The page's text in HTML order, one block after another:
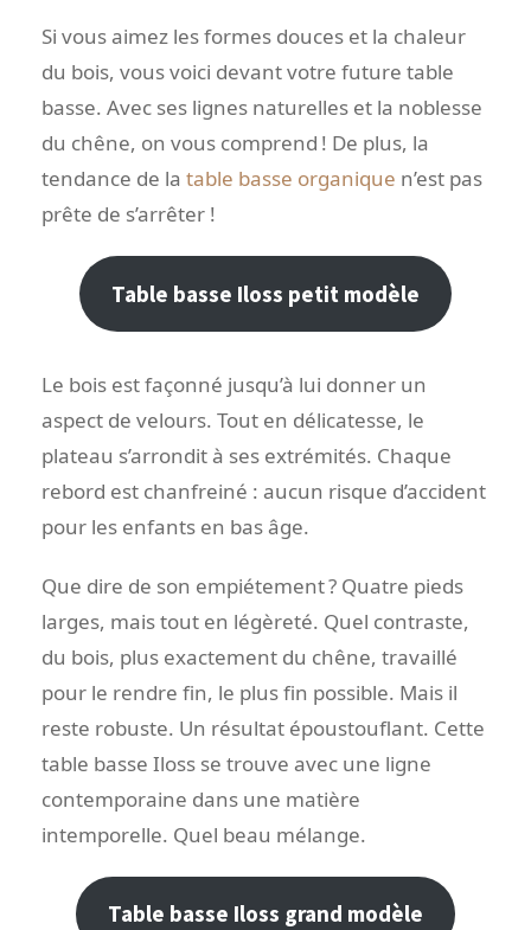
Si vous aimez les formes douces et la chaleur
du bois, vous voici devant votre future table
basse. Avec ses lignes naturelles et la noblesse
du chêne, on vous comprend ! De plus, la
tendance de la table basse organique n’est pas
prête de s’arrêter !
Table basse Iloss petit modèle
Le bois est façonné jusqu’à lui donner un
aspect de velours. Tout en délicatesse, le
plateau s’arrondit à ses extrémités. Chaque
rebord est chanfreiné : aucun risque d’accident
pour les enfants en bas âge.
Que dire de son empiétement ? Quatre pieds
larges, mais tout en légèreté. Quel contraste,
du bois, plus exactement du chêne, travaillé
pour le rendre fin, le plus fin possible. Mais il
reste robuste. Un résultat époustouflant. Cette
table basse Iloss se trouve avec une ligne
contemporaine dans une matière
intemporelle. Quel beau mélange.
Table basse Iloss grand modèle